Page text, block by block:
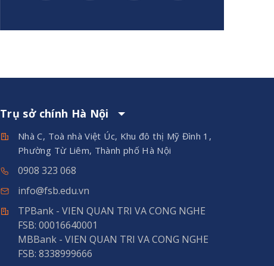
Trụ sở chính Hà Nội
Nhà C, Toà nhà Việt Úc, Khu đô thị Mỹ Đình 1,
Phường Từ Liêm, Thành phố Hà Nội
0908 323 068
info@fsb.edu.vn
TPBank - VIEN QUAN TRI VA CONG NGHE
FSB: 00016640001
MBBank - VIEN QUAN TRI VA CONG NGHE
FSB: 8338999666